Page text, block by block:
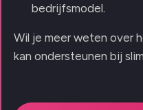
bedrijfsmodel.
Wil je meer weten over
kan ondersteunen bij